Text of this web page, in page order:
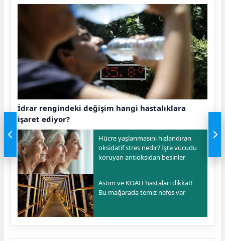
İdrar rengindeki değişim hangi hastalıklara
işaret ediyor?
Hücre yaşlanmasını hızlandıran
oksidatif stres nedir? İşte vücudu
koruyan antioksidan besinler
Astım ve KOAH hastaları dikkat!
Bu mağarada temiz nefes var